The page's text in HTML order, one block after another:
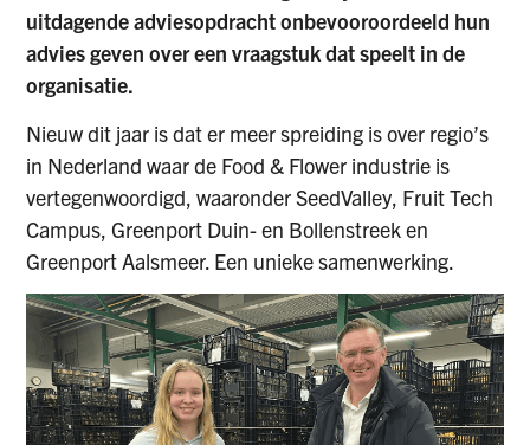
uitdagende adviesopdracht onbevooroordeeld hun
advies geven over een vraagstuk dat speelt in de
organisatie.
Nieuw dit jaar is dat er meer spreiding is over regio’s
in Nederland waar de Food & Flower industrie is
vertegenwoordigd, waaronder SeedValley, Fruit Tech
Campus, Greenport Duin- en Bollenstreek en
Greenport Aalsmeer. Een unieke samenwerking.